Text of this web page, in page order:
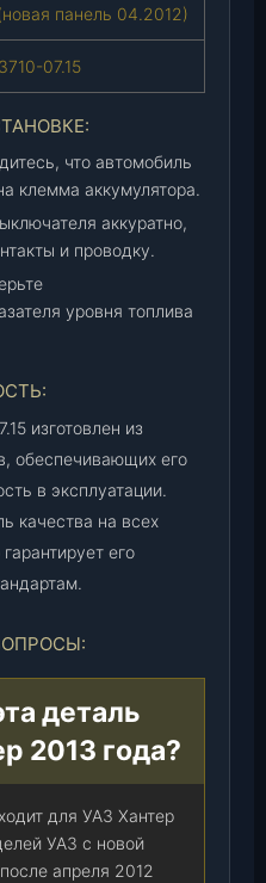
панель 04.2012)
07.15
что автомобиль
клемма аккумулятора.
аккуратно,
и проводку.
уровня топлива
изготовлен из
обеспечивающих его
в эксплуатации.
качества на всех
его
деталь
2013 года?
для УАЗ Хантер
УАЗ с новой
апреля 2012